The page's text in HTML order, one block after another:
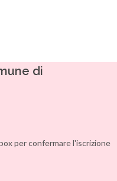
di
per confermare l'iscrizione